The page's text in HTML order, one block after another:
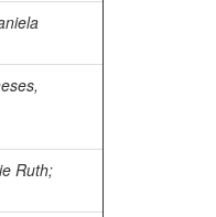
Ruth;